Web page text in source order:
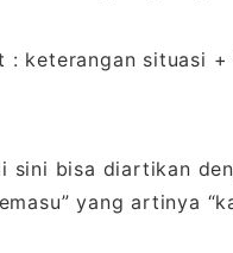
: keterangan situasi
sini bisa diartikan
yang artinya